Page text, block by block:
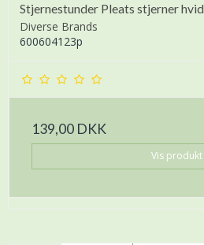
Stjernestunder Pleats stjerner hvid
Diverse Brands
600604123p
139,00 DKK
Vis produkt